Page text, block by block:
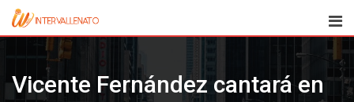
Skip
Vicente Fernández cantará en